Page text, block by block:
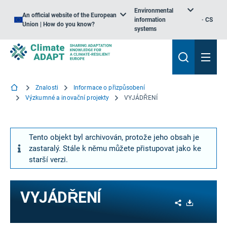
An official website of the European
Union | How do you know?
Environmental
information
systems
CS
Znalosti
Informace o přizpůsobení
Výzkumné a inovační projekty
VYJÁDŘENÍ
Tento objekt byl archivován, protože jeho obsah je
zastaralý. Stále k němu můžete přistupovat jako ke
starší verzi.
VYJÁDŘENÍ Share